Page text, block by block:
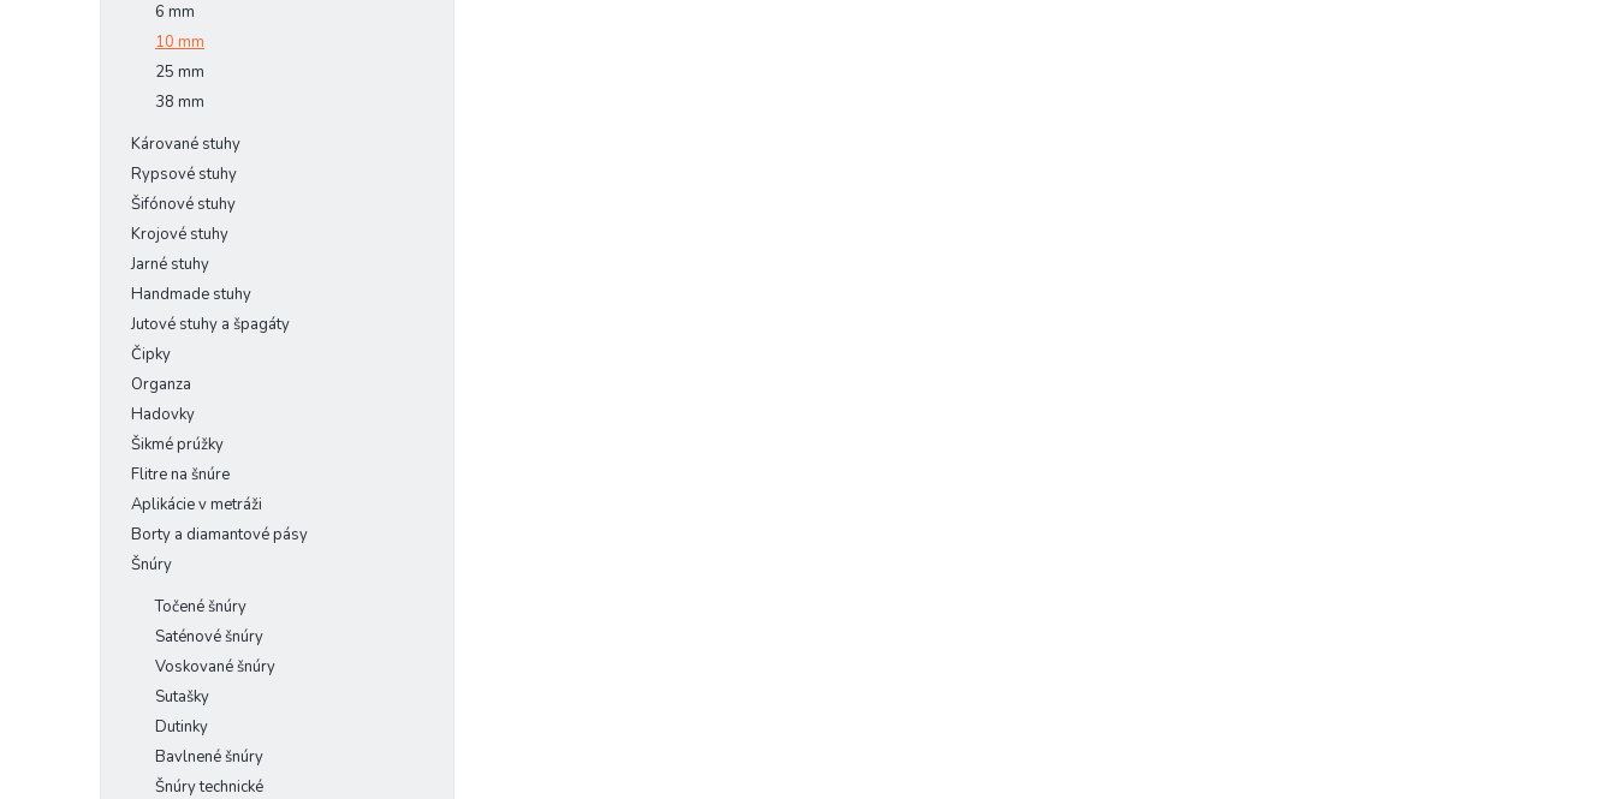
6 mm
10 mm
25 mm
38 mm
Kárované stuhy
Rypsové stuhy
Šifónové stuhy
Krojové stuhy
Jarné stuhy
Handmade stuhy
Jutové stuhy a špagáty
Čipky
Organza
Hadovky
Šikmé prúžky
Flitre na šnúre
Aplikácie v metráži
Borty a diamantové pásy
Šnúry
Točené šnúry
Saténové šnúry
Voskované šnúry
Sutašky
Dutinky
Bavlnené šnúry
Šnúry technické